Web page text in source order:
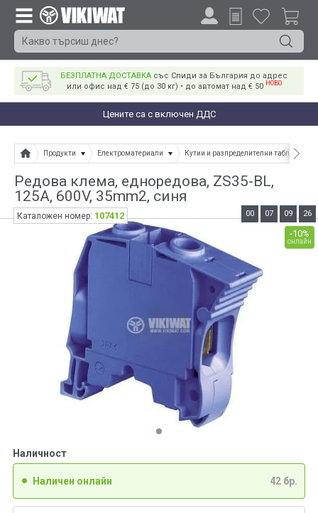
БЕЗПЛАТНА ДОСТАВКА със Спиди за България до адрес
или офис над € 75 (до 30 кг) • до автомат над € 50 НОВО
Цените са с включен ДДС
Продукти Електроматериали Кутии и разпределителни табла
Редова клема, едноредова, ZS35-BL,
125A, 600V, 35mm2, синя
Наличност
Наличен онлайн 42 бр.
-10%
онлайн
00 07 09 26
Каталожен номер: 107412